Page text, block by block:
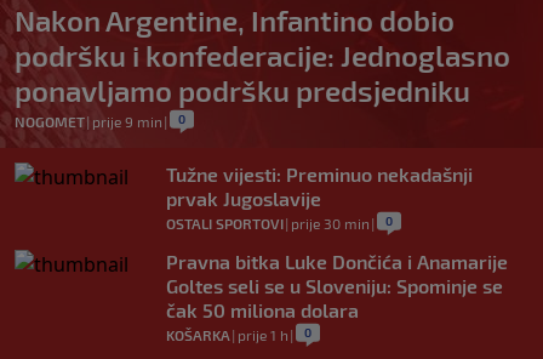
Nakon Argentine, Infantino dobio
podršku i konfederacije: Jednoglasno
ponavljamo podršku predsjedniku
NOGOMET| prije 9 min | 0
Tužne vijesti: Preminuo nekadašnji
prvak Jugoslavije
OSTALI SPORTOVI| prije 30 min | 0
Pravna bitka Luke Dončića i Anamarije
Goltes seli se u Sloveniju: Spominje se
čak 50 miliona dolara
KOŠARKA | prije 1 h | 0